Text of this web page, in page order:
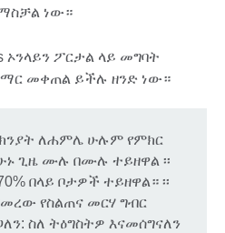
ማስቻል ነው።
ኦንላይን ፖርታል ላይ መግባት
መቀጠል ይችሉ ዘንድ ነው።
ለሐምሌ ሁሉም የምክር
ጊዜ ሙሉ በሙሉ ተይዘዋል ፡፡
በላይ ቦታዎች ተይዘዋል። ፡፡
የስልጠና መርሃ ግብር
ስለ ትዕግስትዎ እናመሰግናለን